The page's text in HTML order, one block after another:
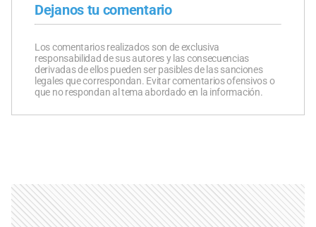
Dejanos tu comentario
Los comentarios realizados son de exclusiva
responsabilidad de sus autores y las consecuencias
derivadas de ellos pueden ser pasibles de las sanciones
legales que correspondan. Evitar comentarios ofensivos o
que no respondan al tema abordado en la información.